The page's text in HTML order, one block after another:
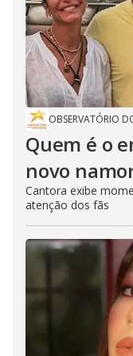
OBSERVATÓRIO
Quem é o
novo
Cantora exibe
atenção dos fãs